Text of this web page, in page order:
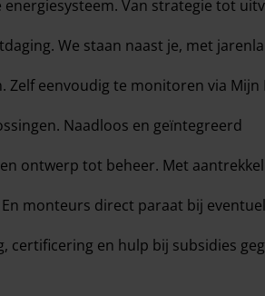
Van strategie tot
We staan naast je, met
Zelf eenvoudig te monitoren via Mijn
Naadloos en geïntegreerd
ontwerp tot beheer. Met
monteurs direct paraat bij
certificering en hulp bij subsidies